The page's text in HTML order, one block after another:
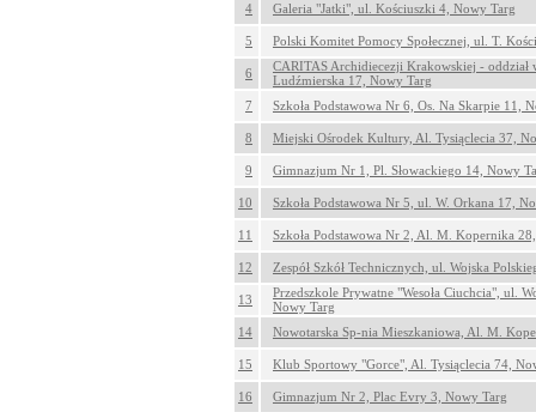
4 Galeria "Jatki", ul. Kościuszki 4, Nowy Targ
5 Polski Komitet Pomocy Społecznej, ul. T.
6
CARITAS Archidiecezji Krakowskiej - oddział
Ludźmierska 17, Nowy Targ
7
Szkoła Podstawowa Nr 6, Os. Na Skarpie 11,
8 Miejski Ośrodek Kultury, Al. Tysiąclecia 37,
9 Gimnazjum Nr 1, Pl. Słowackiego 14, Nowy
10 Szkoła Podstawowa Nr 5, ul. W. Orkana 17,
11 Szkoła Podstawowa Nr 2, Al. M. Kopernika
12 Zespół Szkół Technicznych, ul. Wojska
13
Przedszkole Prywatne "Wesoła Ciuchcia", ul.
Nowy Targ
14
Nowotarska Sp-nia Mieszkaniowa, Al. M.
15 Klub Sportowy "Gorce", Al. Tysiąclecia 74,
16 Gimnazjum Nr 2, Plac Evry 3, Nowy Targ